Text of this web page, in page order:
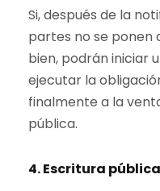
Si, después de la
partes no se ponen
bien, podrán iniciar
ejecutar la
finalmente a la
pública.
4. Escritura